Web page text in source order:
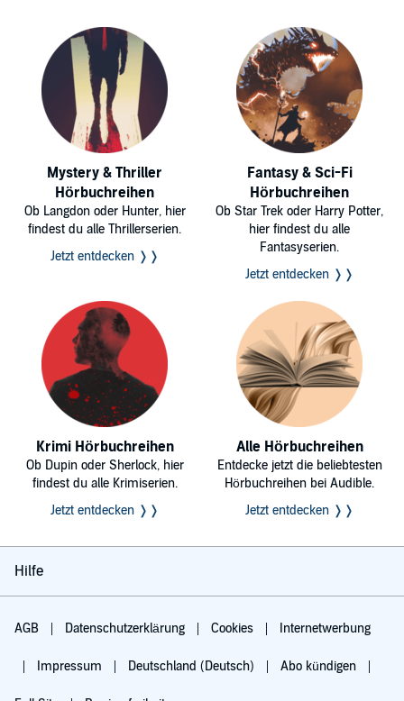
Mystery & Thriller
Hörbuchreihen
Ob Langdon oder Hunter, hier
findest du alle Thrillerserien.
Jetzt entdecken ❭❭
Fantasy & Sci-Fi
Hörbuchreihen
Ob Star Trek oder Harry Potter,
hier findest du alle
Fantasyserien.
Jetzt entdecken ❭❭
Krimi Hörbuchreihen
Ob Dupin oder Sherlock, hier
findest du alle Krimiserien.
Jetzt entdecken ❭❭
Alle Hörbuchreihen
Entdecke jetzt die beliebtesten
Hörbuchreihen bei Audible.
Jetzt entdecken ❭❭
Hilfe
AGB Datenschutzerklärung Cookies Internetwerbung
Impressum Deutschland (Deutsch) Abo kündigen